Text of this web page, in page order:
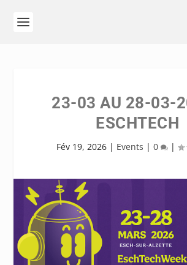
23-03 AU 28-03-
ESCHTECH
Fév 19, 2026 | Events | 0 |